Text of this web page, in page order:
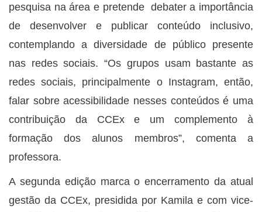
pesquisa na área e pretende debater a importância
de desenvolver e publicar conteúdo inclusivo,
contemplando a diversidade de público presente
nas redes sociais. “Os grupos usam bastante as
redes sociais, principalmente o Instagram, então,
falar sobre acessibilidade nesses conteúdos é uma
contribuição da CCEx e um complemento à
formação dos alunos membros”, comenta a
professora.
A segunda edição marca o encerramento da atual
gestão da CCEx, presidida por Kamila e com vice-